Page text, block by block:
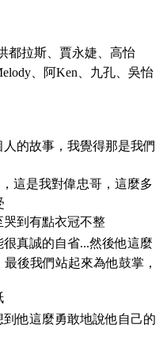
都拉斯、賈永婕、高怡
、阿Ken、九孔、吳怡
的故事，我覺得那是我們
這是我對偉忠哥，這麼多
到有點衣冠不整
真誠的自省...然後他這麼
後我們站起來為他鼓掌，
他這麼勇敢地說他自己的